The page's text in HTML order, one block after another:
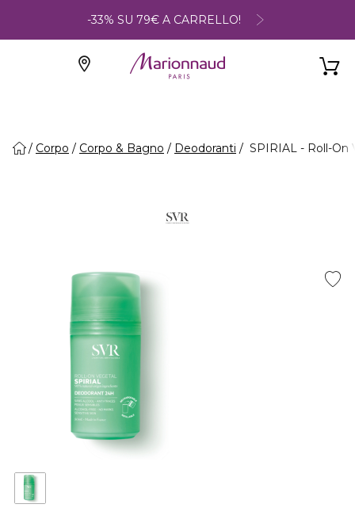
-33% SU 79€ A CARRELLO!
Corpo Corpo & Bagno Deodoranti SPIRIAL - Roll-On